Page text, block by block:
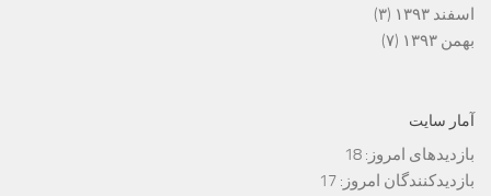
اسفند ۱۳۹۳
(۳)
بهمن ۱۳۹۳
(۷)
آمار سایت
بازدیدهای امروز: 18
بازدیدکنندگان امروز: 17